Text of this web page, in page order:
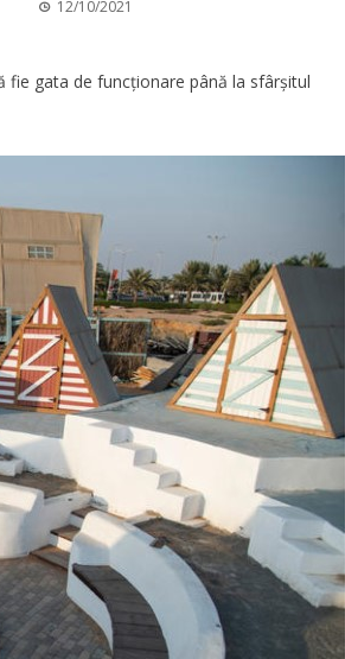
12/10/2021
fie gata de funcționare până la sfârșitul